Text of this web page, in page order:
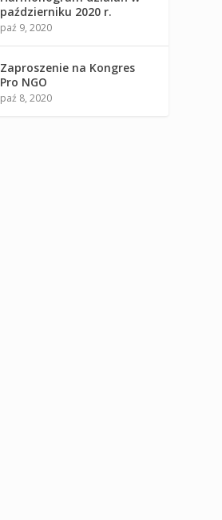
październiku 2020 r.
paź 9, 2020
Zaproszenie na Kongres
Pro NGO
paź 8, 2020